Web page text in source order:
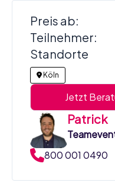
Preis ab:
Teilnehmer:
Standorte
Köln
Jetzt
Patrick
800 001 0490